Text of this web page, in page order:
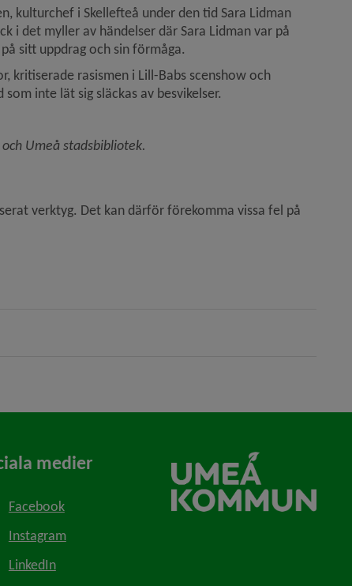
kulturchef i Skellefteå under den tid Sara Lidman
i det myller av händelser där Sara Lidman var på
sitt uppdrag och sin förmåga.
kritiserade rasismen i Lill-Babs scenshow och
inte lät sig släckas av besvikelser.
Umeå stadsbibliotek.
verktyg. Det kan därför förekomma vissa fel på
medier
Facebook
Instagram
LinkedIn